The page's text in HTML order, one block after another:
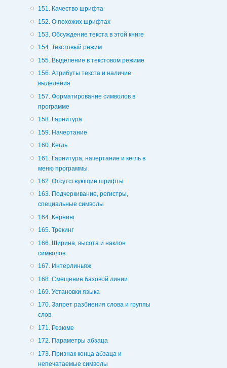
151. Качество шрифта
152. О похожих шрифтах
153. Обсуждение текста в этой книге
154. Текстовый режим
155. Выделение в текстовом режиме
156. Атрибуты текста и наличие
выделения
157. Форматирование символов в
программе
158. Гарнитура
159. Начертание
160. Кегль
161. Гарнитура, начертание и кегль в
меню программы
162. Отсутствующие шрифты
163. Подчеркивание, регистры,
специальные символы
164. Кернинг
165. Трекинг
166. Ширина, высота и наклон
символов
167. Интерлиньяж
168. Смещение базовой линии
169. Установки языка
170. Запрет разбиения слова и группы
слов
171. Резюме
172. Параметры абзаца
173. Признак конца абзаца и
непечатаемые символы